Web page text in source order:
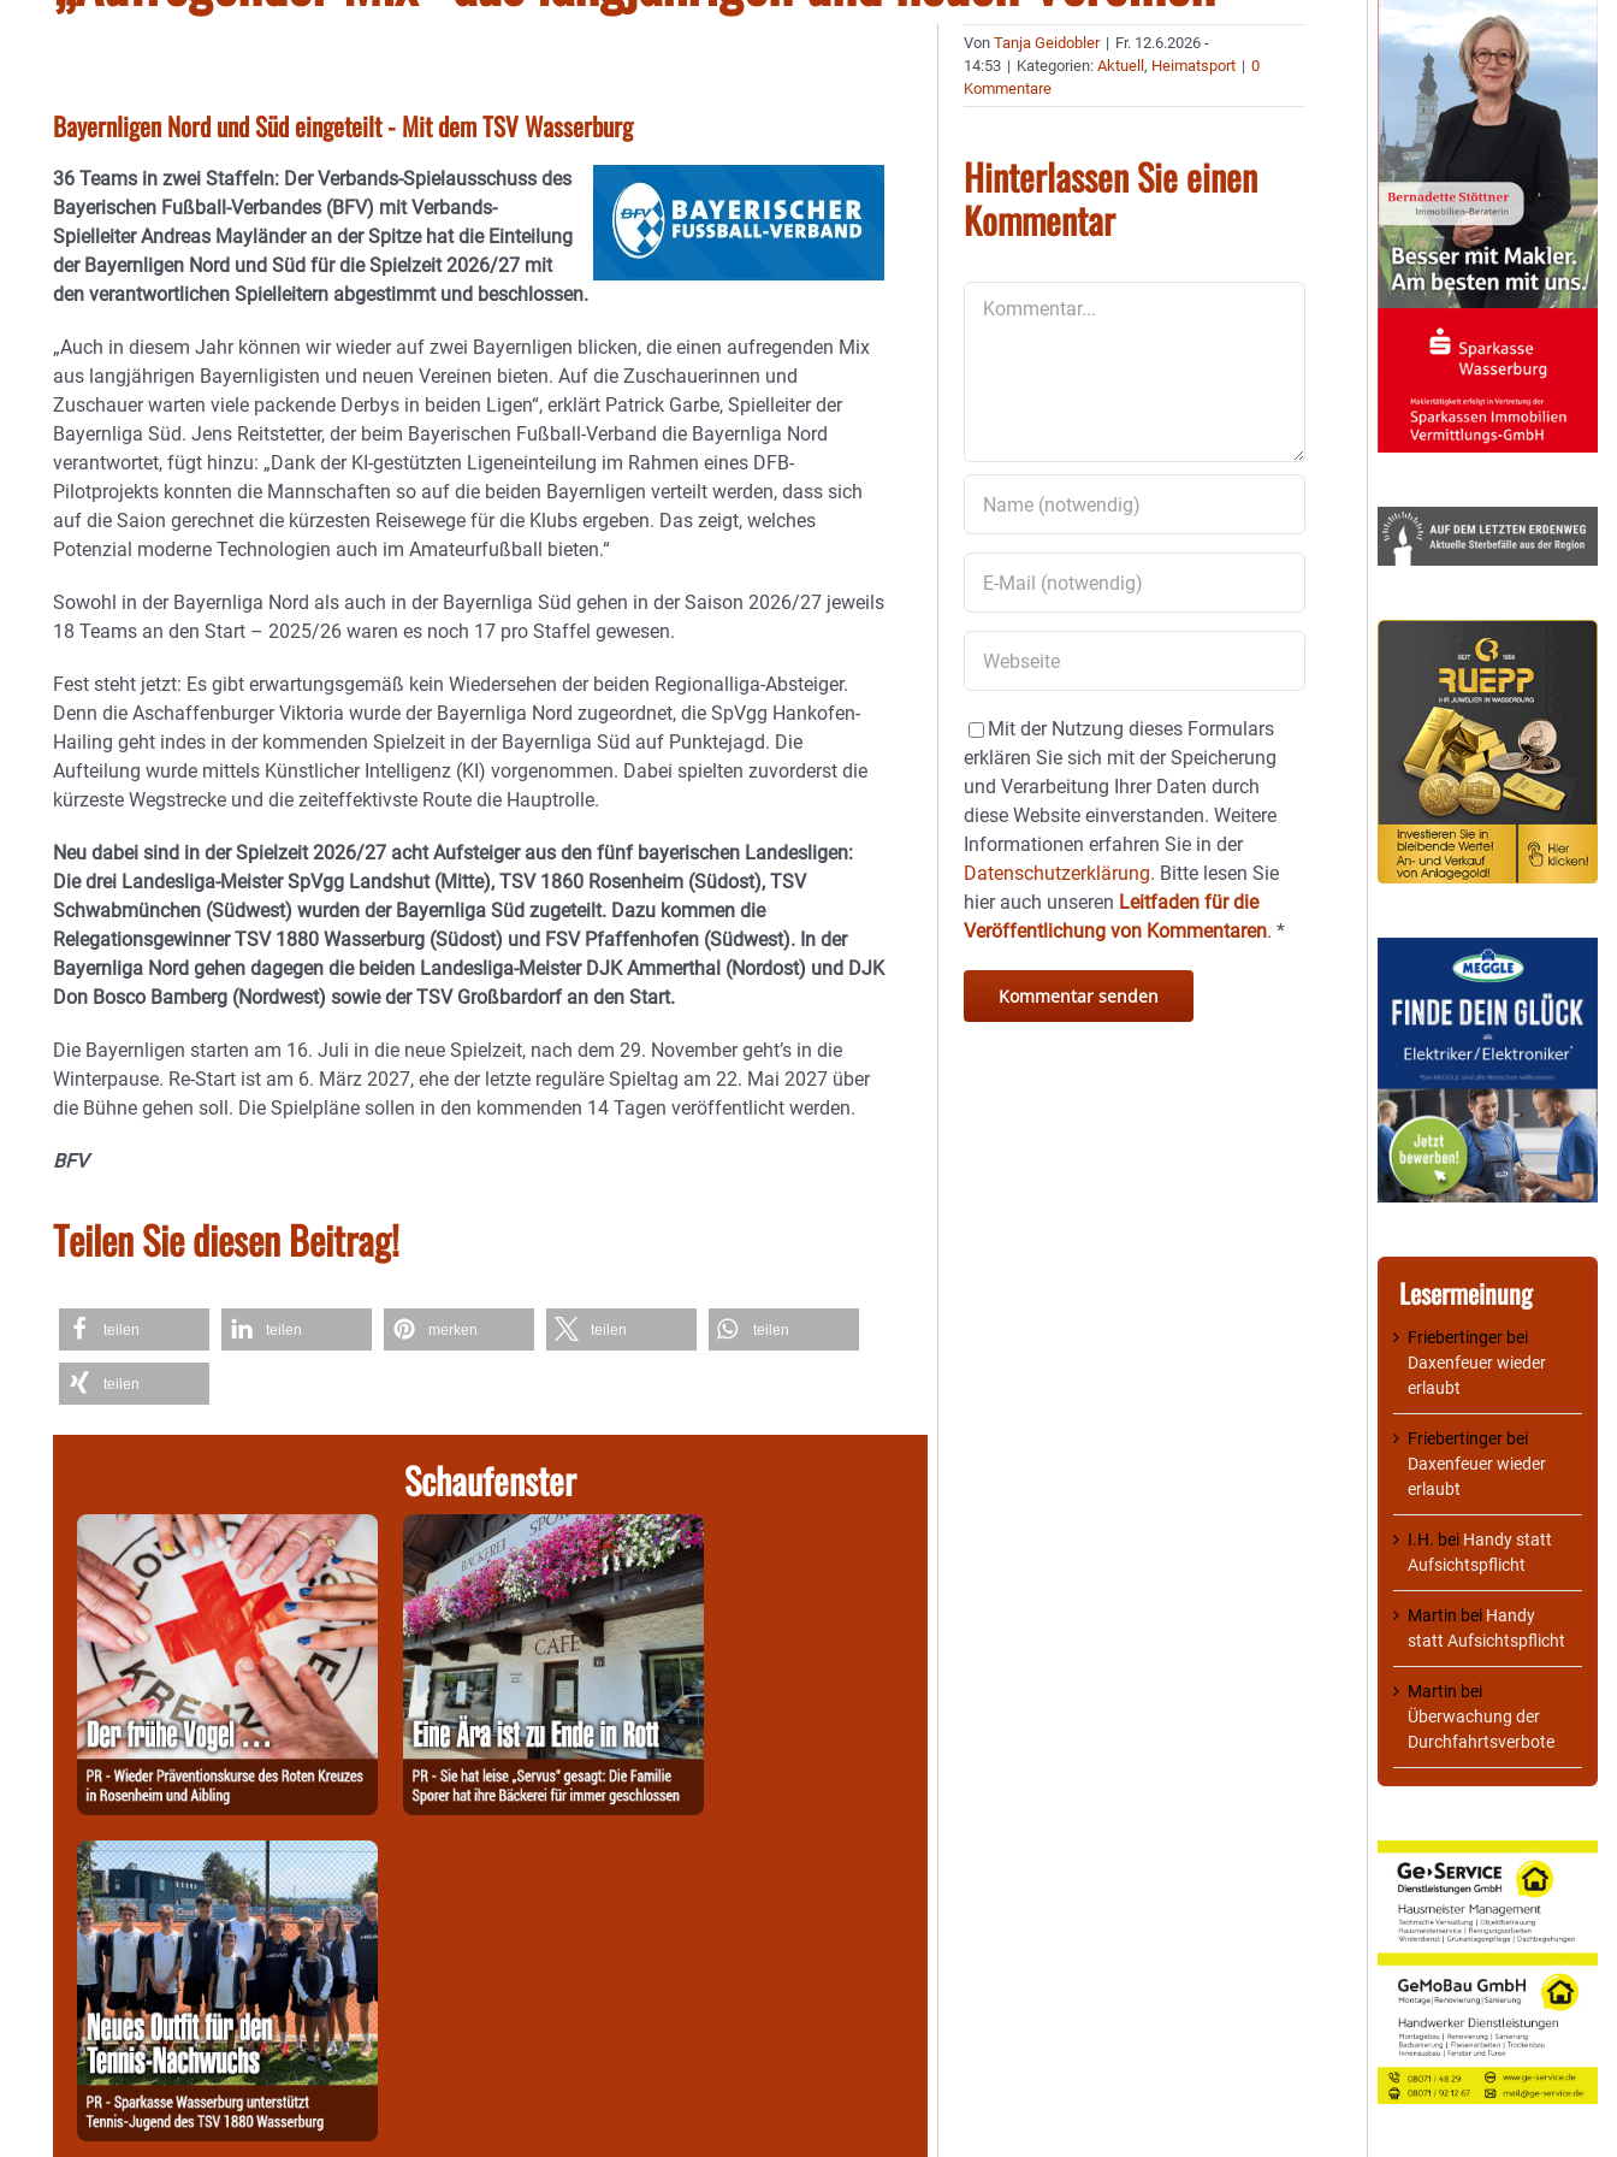
Bayernligen Nord und Süd eingeteilt - Mit dem TSV Wasserburg
36 Teams in zwei Staffeln: Der Verbands-Spielausschuss des
Bayerischen Fußball-Verbandes (BFV) mit Verbands-
Spielleiter Andreas Mayländer an der Spitze hat die Einteilung
der Bayernligen Nord und Süd für die Spielzeit 2026/27 mit
den verantwortlichen Spielleitern abgestimmt und beschlossen.
„Auch in diesem Jahr können wir wieder auf zwei Bayernligen blicken, die einen aufregenden Mix
aus langjährigen Bayernligisten und neuen Vereinen bieten. Auf die Zuschauerinnen und
Zuschauer warten viele packende Derbys in beiden Ligen“, erklärt Patrick Garbe, Spielleiter der
Bayernliga Süd. Jens Reitstetter, der beim Bayerischen Fußball-Verband die Bayernliga Nord
verantwortet, fügt hinzu: „Dank der KI-gestützten Ligeneinteilung im Rahmen eines DFB-
Pilotprojekts konnten die Mannschaften so auf die beiden Bayernligen verteilt werden, dass sich
auf die Saion gerechnet die kürzesten Reisewege für die Klubs ergeben. Das zeigt, welches
Potenzial moderne Technologien auch im Amateurfußball bieten.“
Sowohl in der Bayernliga Nord als auch in der Bayernliga Süd gehen in der Saison 2026/27 jeweils
18 Teams an den Start – 2025/26 waren es noch 17 pro Staffel gewesen.
Fest steht jetzt: Es gibt erwartungsgemäß kein Wiedersehen der beiden Regionalliga-Absteiger.
Denn die Aschaffenburger Viktoria wurde der Bayernliga Nord zugeordnet, die SpVgg Hankofen-
Hailing geht indes in der kommenden Spielzeit in der Bayernliga Süd auf Punktejagd. Die
Aufteilung wurde mittels Künstlicher Intelligenz (KI) vorgenommen. Dabei spielten zuvorderst die
kürzeste Wegstrecke und die zeiteffektivste Route die Hauptrolle.
Neu dabei sind in der Spielzeit 2026/27 acht Aufsteiger aus den fünf bayerischen Landesligen:
Die drei Landesliga-Meister SpVgg Landshut (Mitte), TSV 1860 Rosenheim (Südost), TSV
Schwabmünchen (Südwest) wurden der Bayernliga Süd zugeteilt. Dazu kommen die
Relegationsgewinner TSV 1880 Wasserburg (Südost) und FSV Pfaffenhofen (Südwest). In der
Bayernliga Nord gehen dagegen die beiden Landesliga-Meister DJK Ammerthal (Nordost) und DJK
Don Bosco Bamberg (Nordwest) sowie der TSV Großbardorf an den Start.
Die Bayernligen starten am 16. Juli in die neue Spielzeit, nach dem 29. November geht’s in die
Winterpause. Re-Start ist am 6. März 2027, ehe der letzte reguläre Spieltag am 22. Mai 2027 über
die Bühne gehen soll. Die Spielpläne sollen in den kommenden 14 Tagen veröffentlicht werden.
BFV
Teilen Sie diesen Beitrag!
teilen teilen merken teilen teilen
teilen
Schaufenster
VonTanja Geidobler | Fr. 12.6.2026 -
14:53 | Kategorien:Aktuell, Heimatsport | 0
Kommentare
Hinterlassen Sie einen
Kommentar
Mit der Nutzung dieses Formulars
erklären Sie sich mit der Speicherung
und Verarbeitung Ihrer Daten durch
diese Website einverstanden. Weitere
Informationen erfahren Sie in der
Datenschutzerklärung. Bitte lesen Sie
hier auch unseren Leitfaden für die
Veröffentlichung von Kommentaren.*
Lesermeinung
Friebertinger bei
Daxenfeuer wieder
erlaubt
Friebertinger bei
Daxenfeuer wieder
erlaubt
I.H. bei Handy statt
Aufsichtspflicht
Martin bei Handy
statt Aufsichtspflicht
Martin bei
Überwachung der
Durchfahrtsverbote